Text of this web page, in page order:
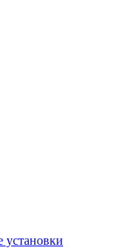
установки